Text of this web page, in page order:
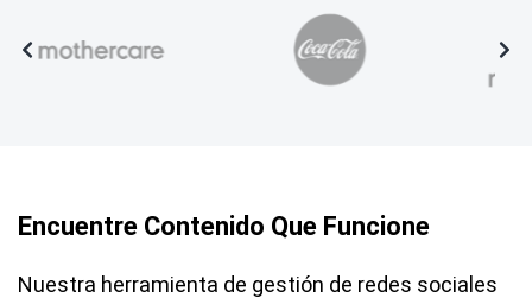
Encuentre Contenido Que Funcione
Nuestra herramienta de gestión de redes sociales